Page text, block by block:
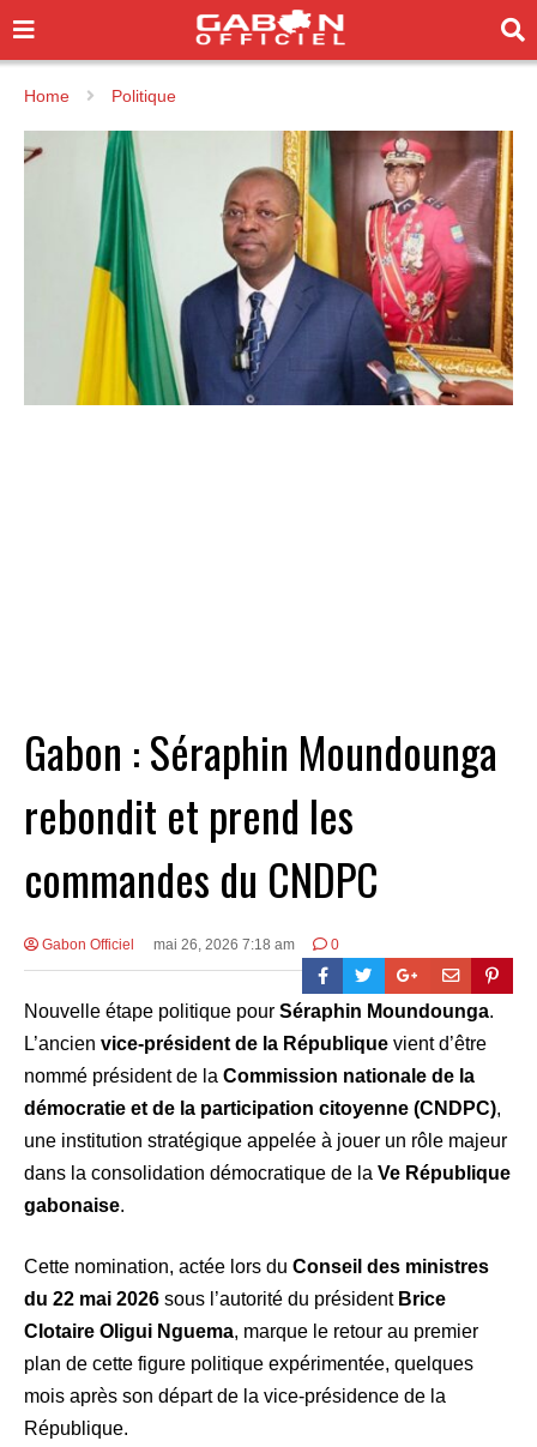
Home Politique
Gabon : Séraphin Moundounga
rebondit et prend les
commandes du CNDPC
Gabon Officiel mai 26, 2026 7:18 am 0
Nouvelle étape politique pour Séraphin Moundounga.
L’ancien vice-président de la République vient d’être
nommé président de la Commission nationale de la
démocratie et de la participation citoyenne (CNDPC),
une institution stratégique appelée à jouer un rôle majeur
dans la consolidation démocratique de la Ve République
gabonaise.
Cette nomination, actée lors du Conseil des ministres
du 22 mai 2026 sous l’autorité du président Brice
Clotaire Oligui Nguema, marque le retour au premier
plan de cette figure politique expérimentée, quelques
mois après son départ de la vice-présidence de la
République.